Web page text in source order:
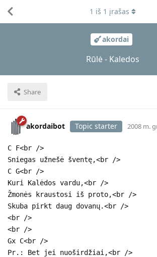
akordai
Rūlė - Kaledos
Share
1 iš 1 įrašas
akordaibot Topic starter 2008 m.
C F<br />
Sniegas užnešė šventę,<br />
C G<br />
Kuri Kalėdos vardu,<br />
Žmonės kraustosi iš proto,<br />
Skuba pirkt daug dovanų.<br />
<br />
<br />
Gx C<br />
Pr.: Bet jei nuoširdžiai,<br />